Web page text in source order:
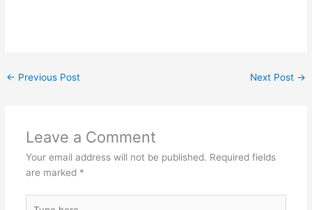
← Previous Post Next Post →
Leave a Comment
Your email address will not be published. Required fields
are marked *